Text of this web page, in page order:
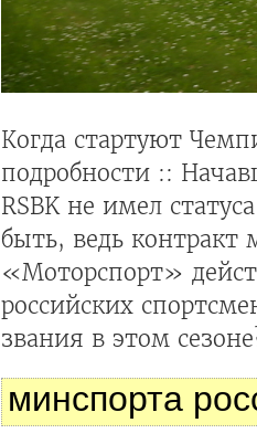
Когда стартуют
подробности ::
RSBK не имел
быть, ведь
«Моторспорт»
российских
звания в этом
минспорта